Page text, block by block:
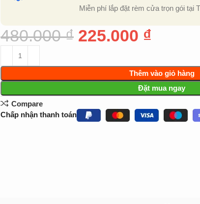
Miễn phí lắp đặt rèm cửa trọn gói tại
480.000₫ 225.000 ₫
Thêm vào giỏ hàng
Đặt mua ngay
Compare
Chấp nhận thanh toán